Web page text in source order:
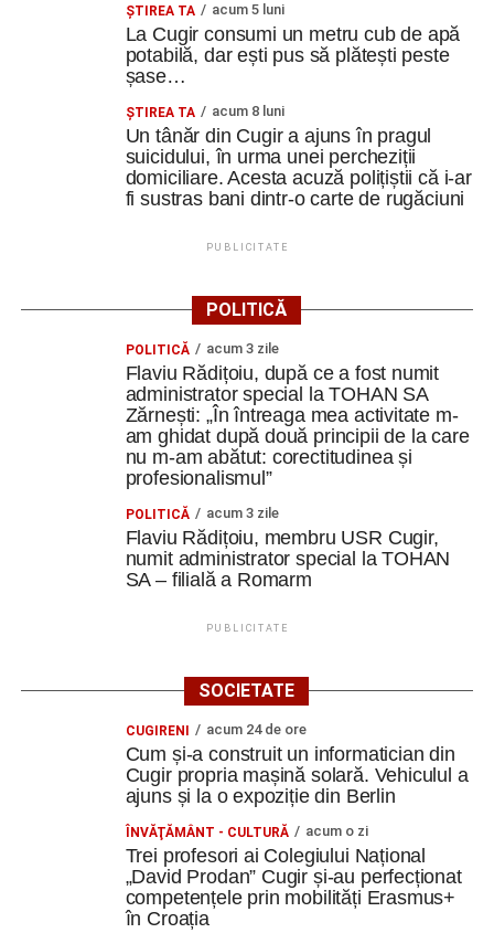
ȘTIREA TA acum 5 luni
La Cugir consumi un metru cub de apă
potabilă, dar ești pus să plătești peste
șase…
ȘTIREA TA acum 8 luni
Un tânăr din Cugir a ajuns în pragul
suicidului, în urma unei percheziții
domiciliare. Acesta acuză polițiștii că i-ar
fi sustras bani dintr-o carte de rugăciuni
PUBLICITATE
POLITICĂ
POLITICĂ acum 3 zile
Flaviu Rădițoiu, după ce a fost numit
administrator special la TOHAN SA
Zărnești: „În întreaga mea activitate m-
am ghidat după două principii de la care
nu m-am abătut: corectitudinea și
profesionalismul”
POLITICĂ acum 3 zile
Flaviu Rădițoiu, membru USR Cugir,
numit administrator special la TOHAN
SA – filială a Romarm
PUBLICITATE
SOCIETATE
CUGIRENI acum 24 de ore
Cum și-a construit un informatician din
Cugir propria mașină solară. Vehiculul a
ajuns și la o expoziție din Berlin
ÎNVĂŢĂMÂNT - CULTURĂ acum o zi
Trei profesori ai Colegiului Național
„David Prodan” Cugir și-au perfecționat
competențele prin mobilități Erasmus+
în Croația